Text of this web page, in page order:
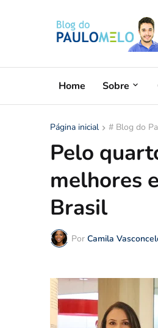
Home Sobre
Página inicial # Blog do
Pelo
melhores
Brasil
Por Camila